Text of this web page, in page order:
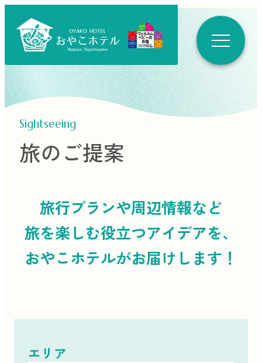
Sightseeing
旅のご提案
旅行プランや周辺情報など
旅を楽しむ役立つアイデアを、
おやこホテルがお届けします！
エリア